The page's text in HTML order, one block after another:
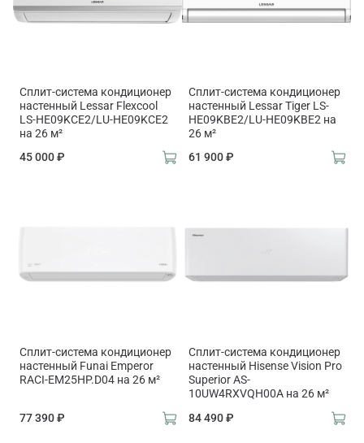
Сплит-система кондиционер
настенный Lessar Flexcool
LS-HE09KCE2/LU-HE09KCE2
на 26 м²
45 000 ₽
Сплит-система кондиционер
настенный Lessar Tiger LS-
HE09KBE2/LU-HE09KBE2 на
26 м²
61 900 ₽
Сплит-система кондиционер
настенный Funai Emperor
RACI-EM25HP.D04 на 26 м²
77 390 ₽
Сплит-система кондиционер
настенный Hisense Vision Pro
Superior AS-
10UW4RXVQH00A на 26 м²
84 490 ₽